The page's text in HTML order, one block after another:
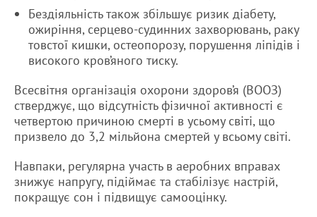
Бездіяльність також збільшує ризик діабету,
ожиріння, серцево-судинних захворювань, раку
товстої кишки, остеопорозу, порушення ліпідів і
високого кров’яного тиску.
Всесвітня організація охорони здоров’я (ВООЗ)
стверджує, що відсутність фізичної активності є
четвертою причиною смерті в усьому світі, що
призвело до 3,2 мільйона смертей у всьому світі.
Навпаки, регулярна участь в аеробних вправах
знижує напругу, підіймає та стабілізує настрій,
покращує сон і підвищує самооцінку.